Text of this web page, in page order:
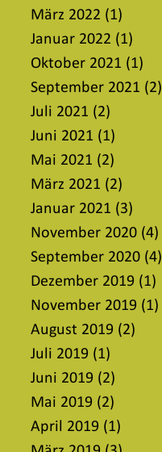
März 2022 (1)
Januar 2022 (1)
Oktober 2021 (1)
September 2021 (2)
Juli 2021 (2)
Juni 2021 (1)
Mai 2021 (2)
März 2021 (2)
Januar 2021 (3)
November 2020 (4)
September 2020 (4)
Dezember 2019 (1)
November 2019 (1)
August 2019 (2)
Juli 2019 (1)
Juni 2019 (2)
Mai 2019 (2)
April 2019 (1)